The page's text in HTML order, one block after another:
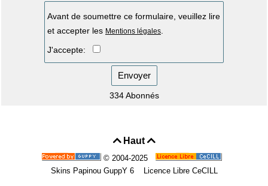
Avant de soumettre ce formulaire, veuillez lire
et accepter les Mentions légales.
J'accepte:
Envoyer
334 Abonnés
Haut 
© 2004-2025
Skins Papinou GuppY 6
Licence Libre CeCILL